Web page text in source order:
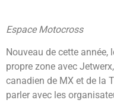
Espace Motocross
Nouveau de cette année,
propre zone avec
canadien de MX et de la
parler avec les